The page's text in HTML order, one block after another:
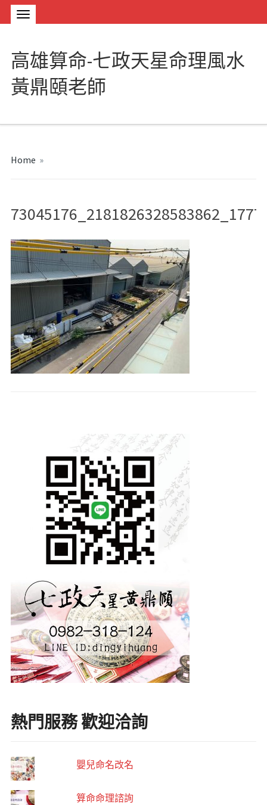
高雄算命-七政天星命理風水
黃鼎頤老師
Home »
熱門服務 歡迎洽詢
嬰兒命名改名
算命命理諮詢